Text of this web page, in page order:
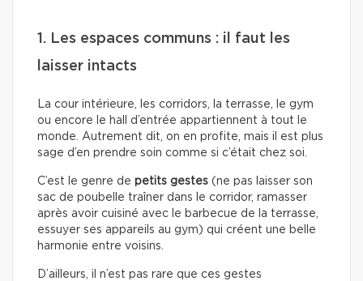
1. Les espaces communs : il faut les
laisser intacts
La cour intérieure, les corridors, la terrasse, le gym
ou encore le hall d’entrée appartiennent à tout le
monde. Autrement dit, on en profite, mais il est plus
sage d’en prendre soin comme si c’était chez soi.
C’est le genre de petits gestes (ne pas laisser son
sac de poubelle traîner dans le corridor, ramasser
après avoir cuisiné avec le barbecue de la terrasse,
essuyer ses appareils au gym) qui créent une belle
harmonie entre voisins.
D’ailleurs, il n’est pas rare que ces gestes